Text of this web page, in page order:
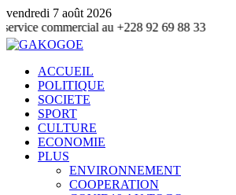
vendredi 7 août 2026
au +228 92 69 88 33
ACCUEIL
POLITIQUE
SOCIETE
SPORT
CULTURE
ECONOMIE
PLUS
ENVIRONNEMENT
COOPERATION